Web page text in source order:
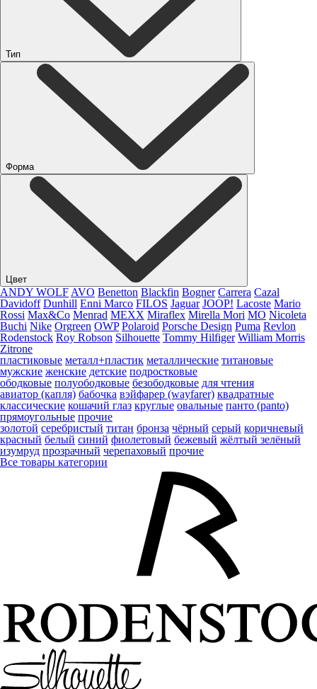
Тип
Форма
Цвет
ANDY WOLF AVO Benetton Blackfin Bogner Carrera Cazal
Davidoff Dunhill Enni Marco FILOS Jaguar JOOP! Lacoste Mario
Rossi Max&Co Menrad MEXX Miraflex Mirella Mori MO Nicoleta
Buchi Nike Orgreen OWP Polaroid Porsche Design Puma Revlon
Rodenstock Roy Robson Silhouette Tommy Hilfiger William Morris
Zitrone
пластиковые металл+пластик металлические титановые
мужские женские детские подростковые
ободковые полуободковые безободковые для чтения
авиатор (капля) бабочка вэйфарер (wayfarer) квадратные
классические кошачий глаз круглые овальные панто (panto)
прямоугольные прочие
золотой серебристый титан бронза чёрный серый коричневый
красный белый синий фиолетовый бежевый жёлтый зелёный
изумруд прозрачный черепаховый прочие
Все товары категории